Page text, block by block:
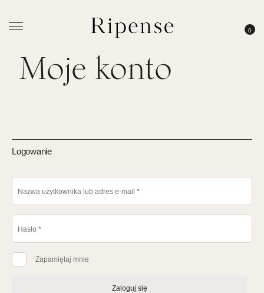
0
Moje konto
Logowanie
Nazwa użytkownika lub adres e-mail *
Hasło *
Zapamiętaj mnie
Zaloguj się